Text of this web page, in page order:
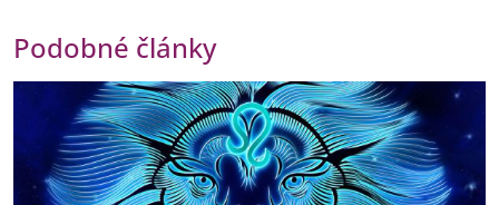
Podobné články